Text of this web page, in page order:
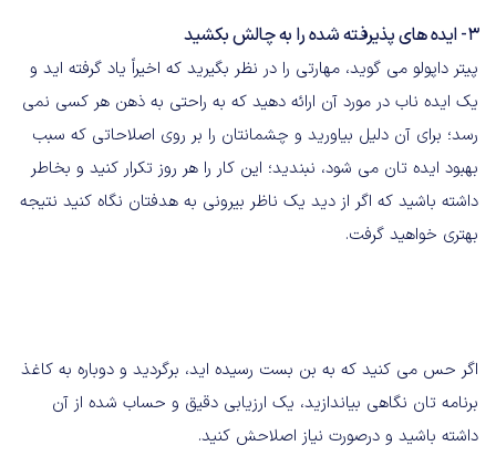
3- ایده های پذیرفته شده را به چالش بکشید
پیتر داپولو می گوید، مهارتی را در نظر بگیرید که اخیراً یاد گرفته اید و
یک ایده ناب در مورد آن ارائه دهید که به راحتی به ذهن هر کسی نمی
رسد؛ برای آن دلیل بیاورید و چشمانتان را بر روی اصلاحاتی که سبب
بهبود ایده تان می شود، نبندید؛ این کار را هر روز تکرار کنید و بخاطر
داشته باشید که اگر از دید یک ناظر بیرونی به هدفتان نگاه کنید نتیجه
بهتری خواهید گرفت.
اگر حس می کنید که به بن بست رسیده اید، برگردید و دوباره به کاغذ
برنامه تان نگاهی بیاندازید، یک ارزیابی دقیق و حساب شده از آن
داشته باشید و درصورت نیاز اصلاحش کنید.